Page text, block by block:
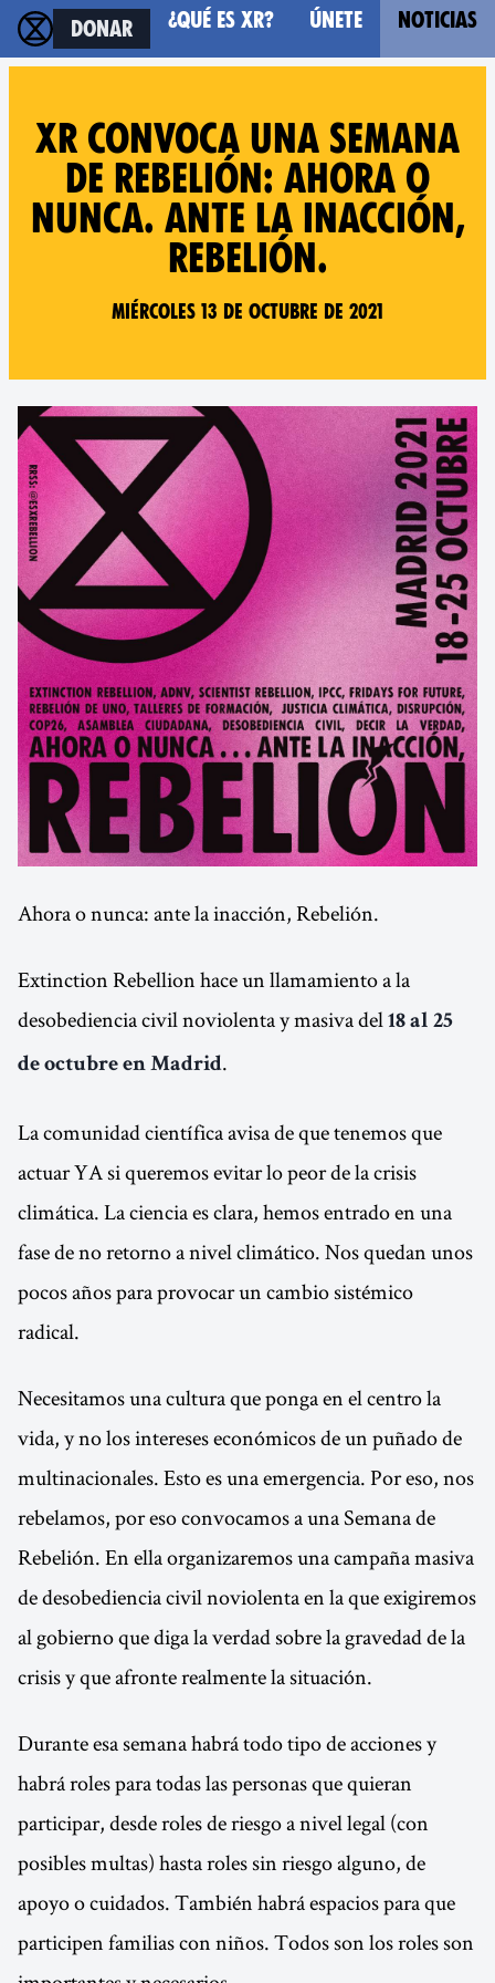
Donar ¿Qué es XR? Únete Noticias
XR convoca una semana
de Rebelión: Ahora o
nunca. Ante la inacción,
Rebelión.
Miércoles 13 de Octubre de 2021
Ahora o nunca: ante la inacción, Rebelión.
Extinction Rebellion hace un llamamiento a la
desobediencia civil noviolenta y masiva del 18 al 25
de octubre en Madrid.
La comunidad científica avisa de que tenemos que
actuar YA si queremos evitar lo peor de la crisis
climática. La ciencia es clara, hemos entrado en una
fase de no retorno a nivel climático. Nos quedan unos
pocos años para provocar un cambio sistémico
radical.
Necesitamos una cultura que ponga en el centro la
vida, y no los intereses económicos de un puñado de
multinacionales. Esto es una emergencia. Por eso, nos
rebelamos, por eso convocamos a una Semana de
Rebelión. En ella organizaremos una campaña masiva
de desobediencia civil noviolenta en la que exigiremos
al gobierno que diga la verdad sobre la gravedad de la
crisis y que afronte realmente la situación.
Durante esa semana habrá todo tipo de acciones y
habrá roles para todas las personas que quieran
participar, desde roles de riesgo a nivel legal (con
posibles multas) hasta roles sin riesgo alguno, de
apoyo o cuidados. También habrá espacios para que
participen familias con niños. Todos son los roles son